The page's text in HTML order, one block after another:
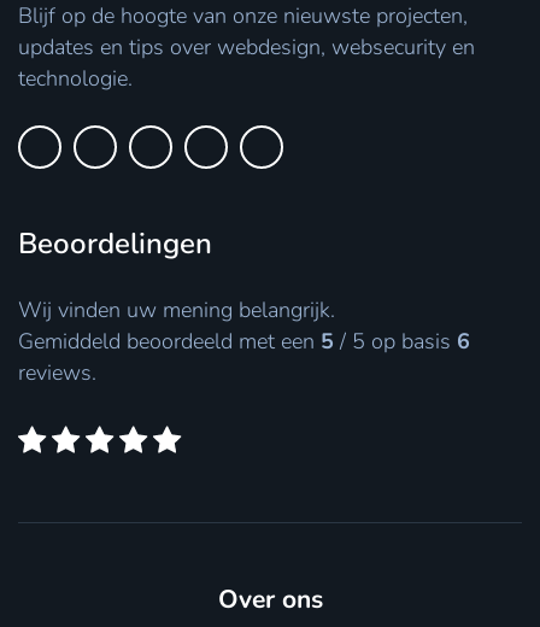
Blijf op de hoogte van onze nieuwste projecten,
updates en tips over webdesign, websecurity en
technologie.
Beoordelingen
Wij vinden uw mening belangrijk.
Gemiddeld beoordeeld met een 5 / 5 op basis 6
reviews.
Over ons